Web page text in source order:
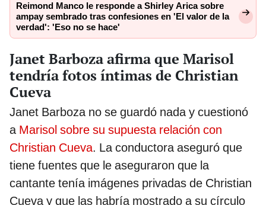
Reimond Manco le responde a Shirley Arica sobre
ampay sembrado tras confesiones en 'El valor de la
verdad': 'Eso no se hace'
Janet Barboza afirma que Marisol
tendría fotos íntimas de Christian
Cueva
Janet Barboza no se guardó nada y cuestionó
a Marisol sobre su supuesta relación con
Christian Cueva. La conductora aseguró que
tiene fuentes que le aseguraron que la
cantante tenía imágenes privadas de Christian
Cueva y que las habría mostrado a su círculo